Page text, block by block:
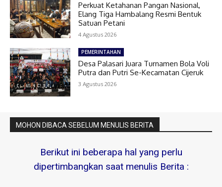
Perkuat Ketahanan Pangan Nasional,
Elang Tiga Hambalang Resmi Bentuk
Satuan Petani
4 Agustus 2026
PEMERINTAHAN
Desa Palasari Juara Turnamen Bola Voli
Putra dan Putri Se-Kecamatan Cijeruk
3 Agustus 2026
MOHON DIBACA SEBELUM MENULIS BERITA
Berikut ini beberapa hal yang perlu
dipertimbangkan saat menulis Berita :